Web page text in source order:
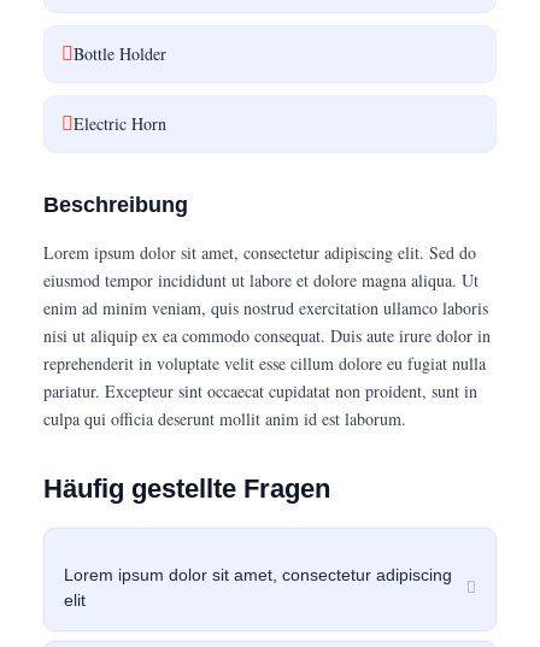
Bottle Holder
Electric Horn
Beschreibung
Lorem ipsum dolor sit amet, consectetur adipiscing elit. Sed do
eiusmod tempor incididunt ut labore et dolore magna aliqua. Ut
enim ad minim veniam, quis nostrud exercitation ullamco laboris
nisi ut aliquip ex ea commodo consequat. Duis aute irure dolor in
reprehenderit in voluptate velit esse cillum dolore eu fugiat nulla
pariatur. Excepteur sint occaecat cupidatat non proident, sunt in
culpa qui officia deserunt mollit anim id est laborum.
Häufig gestellte Fragen
Lorem ipsum dolor sit amet, consectetur adipiscing
elit